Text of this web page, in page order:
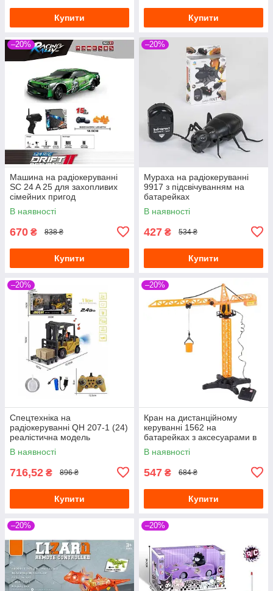
Купити Купити
–20%
Машина на радіокеруванні
SC 24 A 25 для захопливих
сімейних пригод
В наявності
670 ₴ 838 ₴
Купити
–20%
Мураха на радіокеруванні
9917 з підсвічуванням на
батарейках
В наявності
427 ₴ 534 ₴
Купити
–20%
Спецтехніка на
радіокеруванні QH 207-1 (24)
реалістична модель
В наявності
716,52 ₴ 896 ₴
Купити
–20%
Кран на дистанційному
керуванні 1562 на
батарейках з аксесуарами в
коробці
В наявності
547 ₴ 684 ₴
Купити
–20% –20%